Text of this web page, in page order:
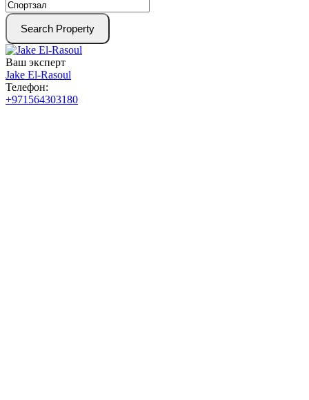
Search Property
Ваш эксперт
Jake El-Rasoul
Телефон:
+971564303180